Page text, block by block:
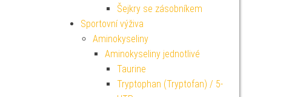
Šejkry se zásobníkem
Sportovní výživa
Aminokyseliny
Aminokyseliny jednotlivé
Taurine
Tryptophan (Tryptofan) / 5-